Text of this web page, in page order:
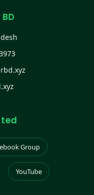
Group
YouTube